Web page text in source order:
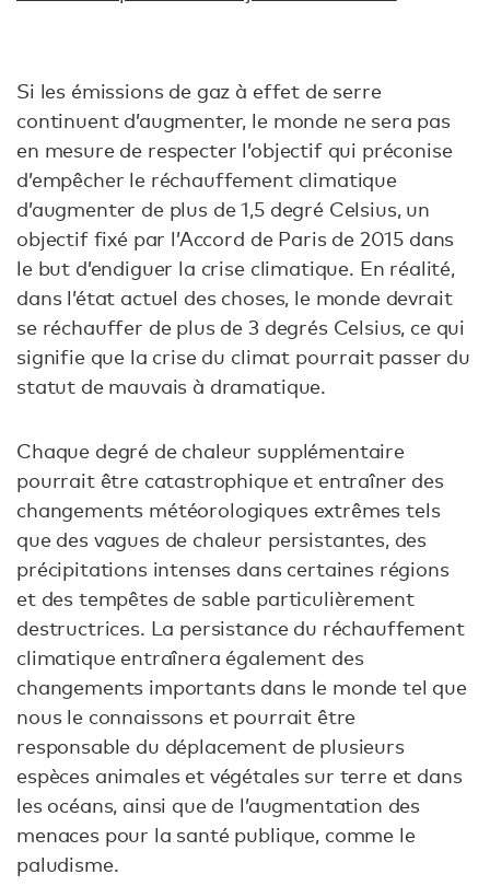
Si les émissions de gaz à effet de serre
continuent d’augmenter, le monde ne sera pas
en mesure de respecter l’objectif qui préconise
d’empêcher le réchauffement climatique
d’augmenter de plus de 1,5 degré Celsius, un
objectif fixé par l’Accord de Paris de 2015 dans
le but d’endiguer la crise climatique. En réalité,
dans l’état actuel des choses, le monde devrait
se réchauffer de plus de 3 degrés Celsius, ce qui
signifie que la crise du climat pourrait passer du
statut de mauvais à dramatique.
Chaque degré de chaleur supplémentaire
pourrait être catastrophique et entraîner des
changements météorologiques extrêmes tels
que des vagues de chaleur persistantes, des
précipitations intenses dans certaines régions
et des tempêtes de sable particulièrement
destructrices. La persistance du réchauffement
climatique entraînera également des
changements importants dans le monde tel que
nous le connaissons et pourrait être
responsable du déplacement de plusieurs
espèces animales et végétales sur terre et dans
les océans, ainsi que de l’augmentation des
menaces pour la santé publique, comme le
paludisme.